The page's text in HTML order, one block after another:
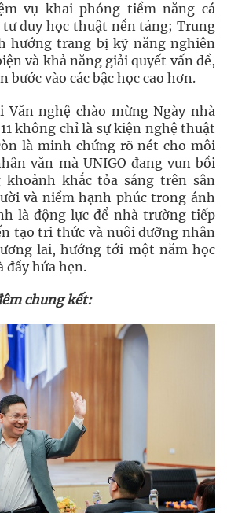
vụ khai phóng tiềm năng cá
tư duy học thuật nền tảng; Trung
hướng trang bị kỹ năng nghiên
và khả năng giải quyết vấn đề,
bước vào các bậc học cao hơn.
Văn nghệ chào mừng Ngày nhà
không chỉ là sự kiện nghệ thuật
là minh chứng rõ nét cho môi
văn mà UNIGO đang vun bồi
khoảnh khắc tỏa sáng trên sân
và niềm hạnh phúc trong ánh
là động lực để nhà trường tiếp
tạo tri thức và nuôi dưỡng nhân
lai, hướng tới một năm học
đầy hứa hẹn.
chung kết: